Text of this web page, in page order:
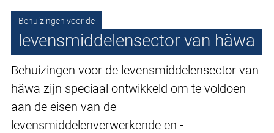
Behuizingen voor de
levensmiddelensector van häwa
Behuizingen voor de levensmiddelensector van
häwa zijn speciaal ontwikkeld om te voldoen
aan de eisen van de
levensmiddelenverwerkende en -